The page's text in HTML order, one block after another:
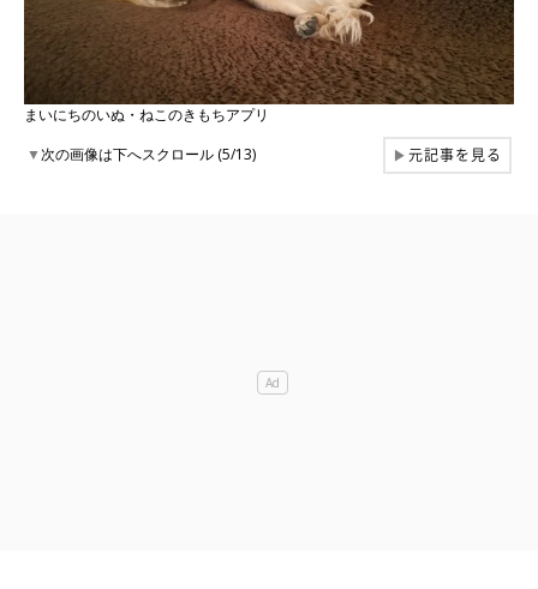
まいにちのいぬ・ねこのきもちアプリ
▼次の画像は下へスクロール (5/13) ▶元記事を見る